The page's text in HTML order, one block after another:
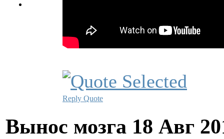
Reply Quote
Вынос мозга 18 Авг